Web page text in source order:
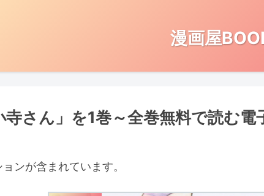
漫画屋
寺さん」を1巻～全巻無料で読む
ンが含まれています。